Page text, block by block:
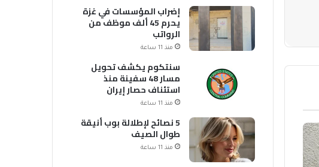
إضراب المؤسسات في غزة
يحرم 45 ألف موظف من
الرواتب
منذ 11 ساعة
سنتكوم يكشف تحويل
مسار 48 سفينة منذ
استئناف حصار إيران
منذ 11 ساعة
5 نصائح لإطلالة بوب أنيقة
طوال الصيف
منذ 11 ساعة